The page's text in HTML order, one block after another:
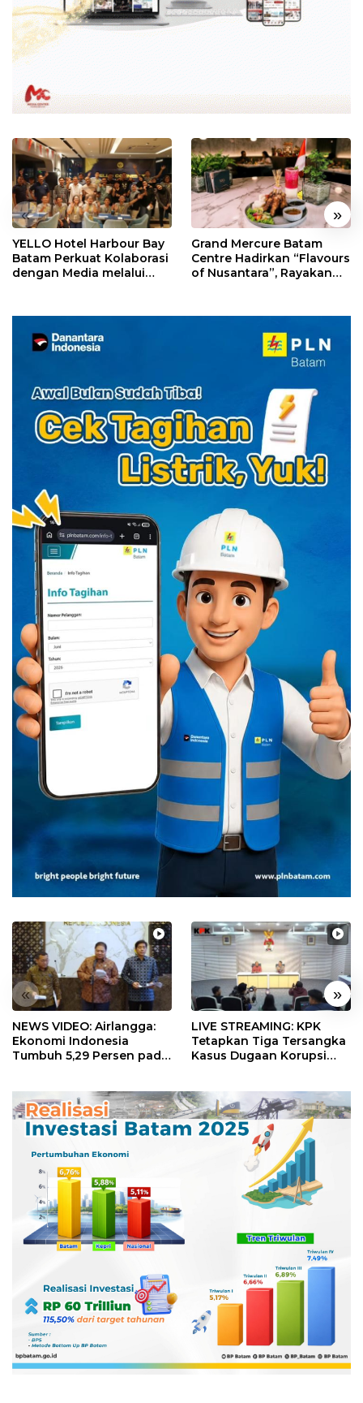
« »
YELLO Hotel Harbour Bay
Batam Perkuat Kolaborasi
dengan Media melalui
Grand Mercure Batam
Centre Hadirkan “Flavours
of Nusantara”, Rayakan
« »
NEWS VIDEO: Airlangga:
Ekonomi Indonesia
Tumbuh 5,29 Persen pada
LIVE STREAMING: KPK
Tetapkan Tiga Tersangka
Kasus Dugaan Korupsi